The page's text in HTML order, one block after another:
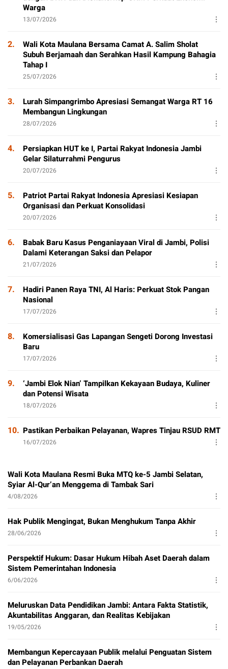
Warga
13/07/2026
2.
Wali Kota Maulana Bersama Camat A. Salim Sholat
Subuh Berjamaah dan Serahkan Hasil Kampung Bahagia
Tahap I
25/07/2026
3.
Lurah Simpangrimbo Apresiasi Semangat Warga RT 16
Membangun Lingkungan
28/07/2026
4.
Persiapkan HUT ke I, Partai Rakyat Indonesia Jambi
Gelar Silaturrahmi Pengurus
20/07/2026
5.
Patriot Partai Rakyat Indonesia Apresiasi Kesiapan
Organisasi dan Perkuat Konsolidasi
20/07/2026
6.
Babak Baru Kasus Penganiayaan Viral di Jambi, Polisi
Dalami Keterangan Saksi dan Pelapor
21/07/2026
7.
Hadiri Panen Raya TNI, Al Haris: Perkuat Stok Pangan
Nasional
17/07/2026
8.
Komersialisasi Gas Lapangan Sengeti Dorong Investasi
Baru
17/07/2026
9.
‘Jambi Elok Nian’ Tampilkan Kekayaan Budaya, Kuliner
dan Potensi Wisata
18/07/2026
10. Pastikan Perbaikan Pelayanan, Wapres Tinjau RSUD RMT
16/07/2026
Wali Kota Maulana Resmi Buka MTQ ke-5 Jambi Selatan,
Syiar Al-Qur’an Menggema di Tambak Sari
4/08/2026
Hak Publik Mengingat, Bukan Menghukum Tanpa Akhir
28/06/2026
Perspektif Hukum: Dasar Hukum Hibah Aset Daerah dalam
Sistem Pemerintahan Indonesia
6/06/2026
Meluruskan Data Pendidikan Jambi: Antara Fakta Statistik,
Akuntabilitas Anggaran, dan Realitas Kebijakan
19/05/2026
Membangun Kepercayaan Publik melalui Penguatan Sistem
dan Pelayanan Perbankan Daerah